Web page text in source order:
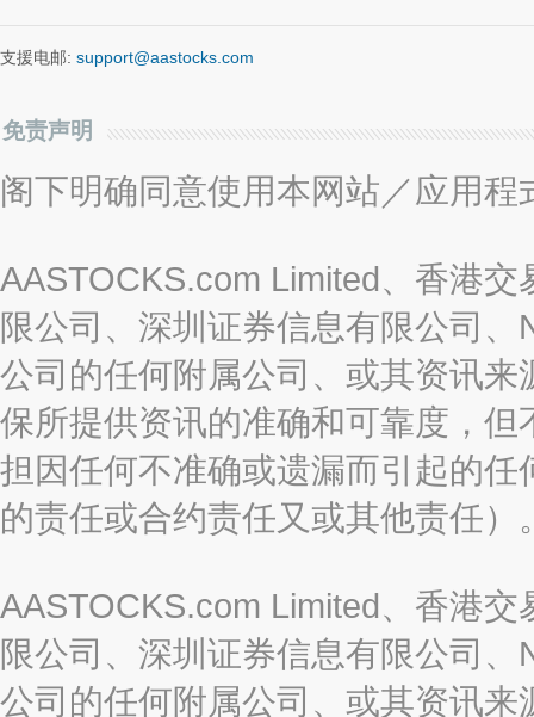
支援电邮: support@aastocks.com
免责声明
阁下明确同意使用本网站／应用
AASTOCKS.com Limited、香港
限公司、深圳证券信息有限公司
公司的任何附属公司、或其资讯
保所提供资讯的准确和可靠度，
担因任何不准确或遗漏而引起的
的责任或合约责任又或其他责任）
AASTOCKS.com Limited、香港
限公司、深圳证券信息有限公司
公司的任何附属公司、或其资讯